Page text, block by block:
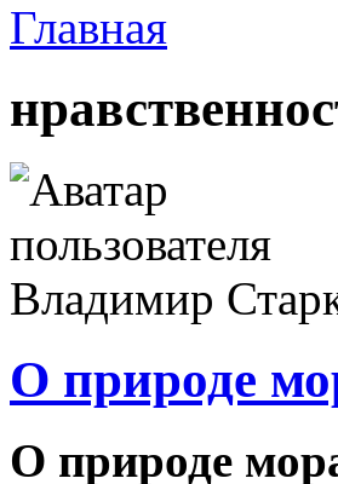
Главная
О природе
О природе